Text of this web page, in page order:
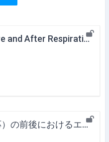
ค้นหารายวิชา
Energy Difference Before and After Respiration Reaction (Redox Reaction)
呼吸反応（酸化還元反応）の前後におけるエネルギー差）